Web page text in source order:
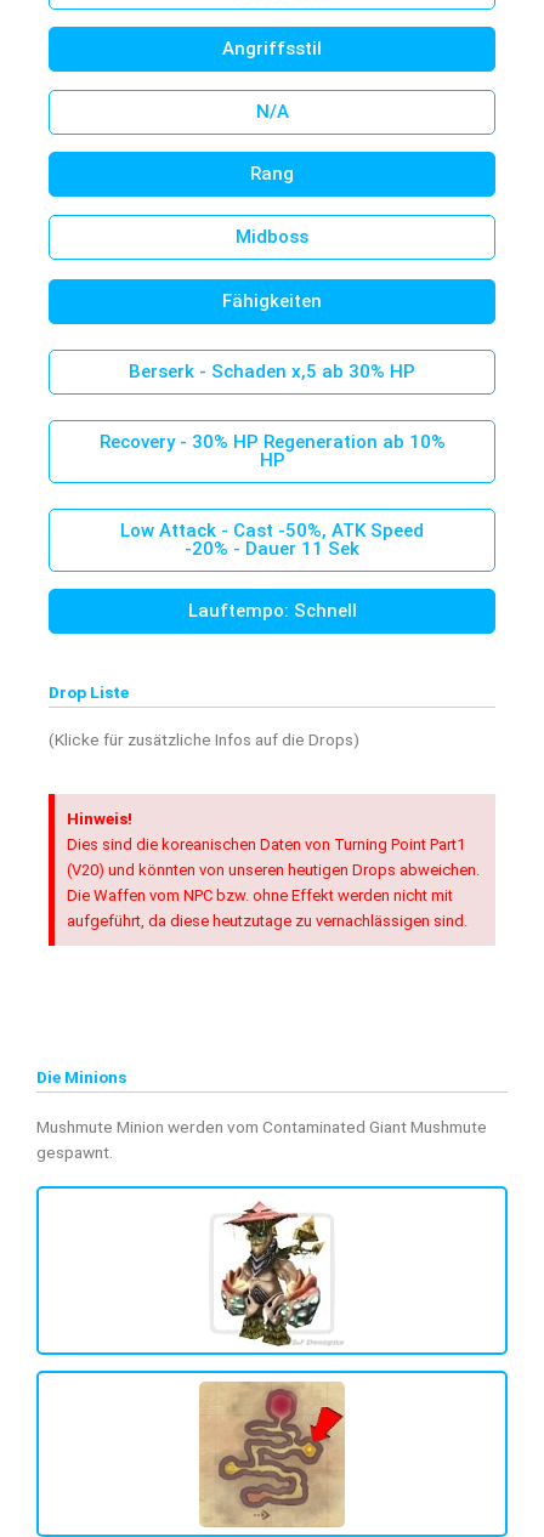
Angriffsstil
N/A
Rang
Midboss
Fähigkeiten
Berserk - Schaden x,5 ab 30% HP
Recovery - 30% HP Regeneration ab 10%
HP
Low Attack - Cast -50%, ATK Speed
-20% - Dauer 11 Sek
Lauftempo: Schnell
Drop Liste
(Klicke für zusätzliche Infos auf die Drops)
Hinweis!
Dies sind die koreanischen Daten von Turning Point Part1
(V20) und könnten von unseren heutigen Drops abweichen.
Die Waffen vom NPC bzw. ohne Effekt werden nicht mit
aufgeführt, da diese heutzutage zu vernachlässigen sind.
Die Minions
Mushmute Minion werden vom Contaminated Giant Mushmute
gespawnt.
We switched to Flyff Universe
Welcome to madrigalinside.com, our Flyff Universe Wiki.
Developed by a Frenchstartup made of passionate Flyff
playersin collaboration withGala Lab. Join the huge player
base in a regularly updated Flyff version.
Go to Madrigal Inside - Flyff Universe Wiki